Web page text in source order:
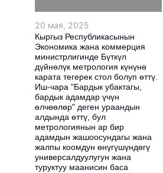
20 мая, 2025
Кыргыз Республикасынын
Экономика жана коммерция
министрлигинде Бүткүл
дүйнөлүк метрология күнүнө
карата тегерек стол болуп өттү.
Иш-чара "Бардык убактагы,
бардык адамдар үчүн
өлчөөлөр" деген ураандын
алдында өттү, бул
метрологиянын ар бир
адамдын жашоосундагы жана
жалпы коомдун өнүгүшүндөгү
универсалдуулугун жана
туруктуу маанисин баса